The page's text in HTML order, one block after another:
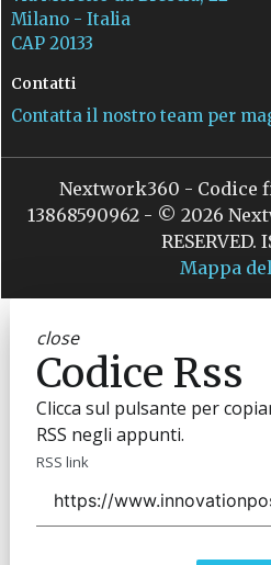
Milano - Italia
CAP 20133
Contatti
Contatta il nostro team per
Nextwork360 - Codice
13868590962 - © 2026
RESERVED.
Mappa
close
Codice Rss
Clicca sul pulsante per
RSS negli appunti.
RSS link